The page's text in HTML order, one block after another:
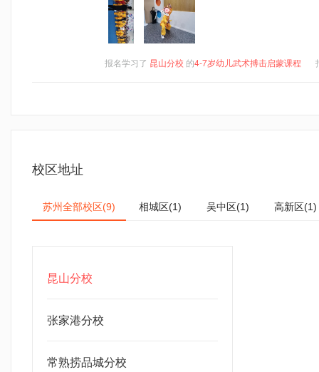
报名学习了 昆山分校 的4-7岁幼儿武术搏击启蒙课程
校区地址
苏州全部校区(9) 相城区(1) 吴中区(1) 高新区(1)
昆山分校
张家港分校
常熟捞品城分校